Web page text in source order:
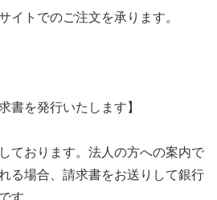
イトでのご注文を承ります。
書を発行いたします】
ております。法人の方への案内で
る場合、請求書をお送りして銀行